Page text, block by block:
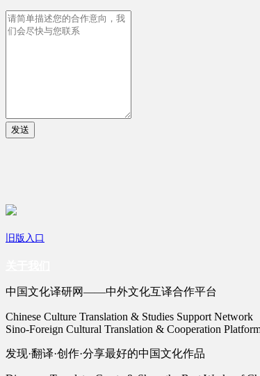
发送
旧版入口
中国文化译研网——中外文化互译合作平台
Chinese Culture Translation & Studies Support Network
Sino-Foreign Cultural Translation & Cooperation
发现·翻译·创作·分享最好的中国文化作品